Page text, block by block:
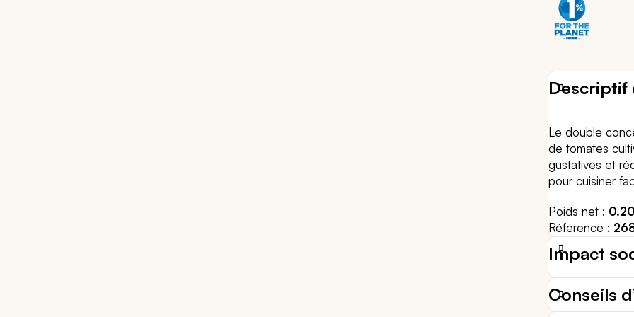
Descriptif
Le double
de tomates
gustatives et
pour cuisiner
Poids net
Référence
Impact
Conseils